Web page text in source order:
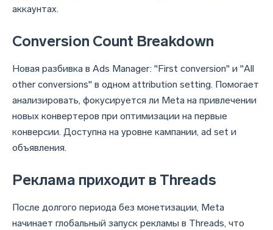
аккаунтах.
Conversion Count Breakdown
Новая разбивка в Ads Manager: "First conversion" и "All
other conversions" в одном attribution setting. Помогает
анализировать, фокусируется ли Meta на привлечении
новых конвертеров при оптимизации на первые
конверсии. Доступна на уровне кампании, ad set и
объявления.
Реклама приходит в Threads
После долгого периода без монетизации, Meta
начинает глобальный запуск рекламы в Threads, что